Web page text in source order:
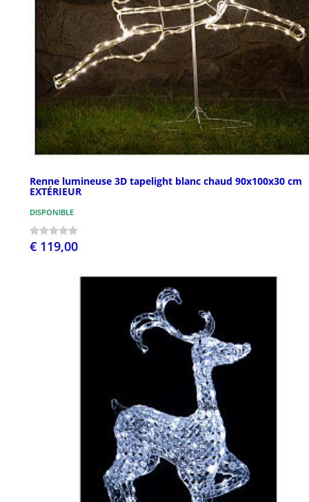
Renne lumineuse 3D tapelight blanc chaud 90x100x30 cm
EXTÉRIEUR
DISPONIBLE
€ 119,00